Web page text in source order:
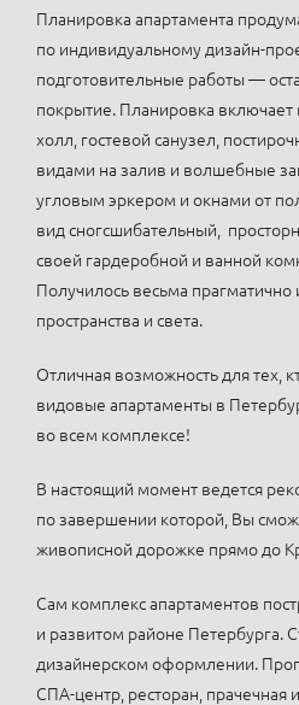
Планировка апартамента
по индивидуальному дизайн-
подготовительные работы —
покрытие. Планировка включает
холл, гостевой санузел,
видами на залив и волшебные
угловым эркером и окнами от
вид сногсшибательный,
своей гардеробной и ванной
Получилось весьма
пространства и света.
Отличная возможность для тех,
видовые апартаменты в
во всем комплексе!
В настоящий момент ведется
по завершении которой, Вы
живописной дорожке прямо до
Сам комплекс апартаментов
и развитом районе Петербурга.
дизайнерском оформлении.
СПА-центр, ресторан, прачечная